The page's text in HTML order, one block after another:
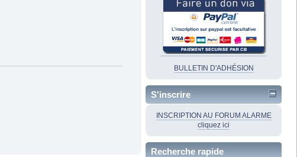
BULLETIN D'ADHÉSION
S'inscrire
INSCRIPTION AU FORUM ALARME
cliquez ici
Recherche rapide